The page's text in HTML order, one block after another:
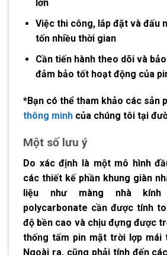
lớn
Việc thi công, lắp đặt và đấu
tốn nhiều thời gian
Cần tiến hành theo dõi và
đảm bảo tốt hoạt động của
*Bạn có thể tham khảo các sản
thông minh của chúng tôi tại
Một số lưu ý
Do xác định là một mô hình
các thiết kế phần khung giàn
liệu như màng nhà
polycarbonate cần được tính
độ bền cao và chịu đựng được
thống tấm pin mặt trời lợp mái
Ngoài ra, cũng phải tính đến